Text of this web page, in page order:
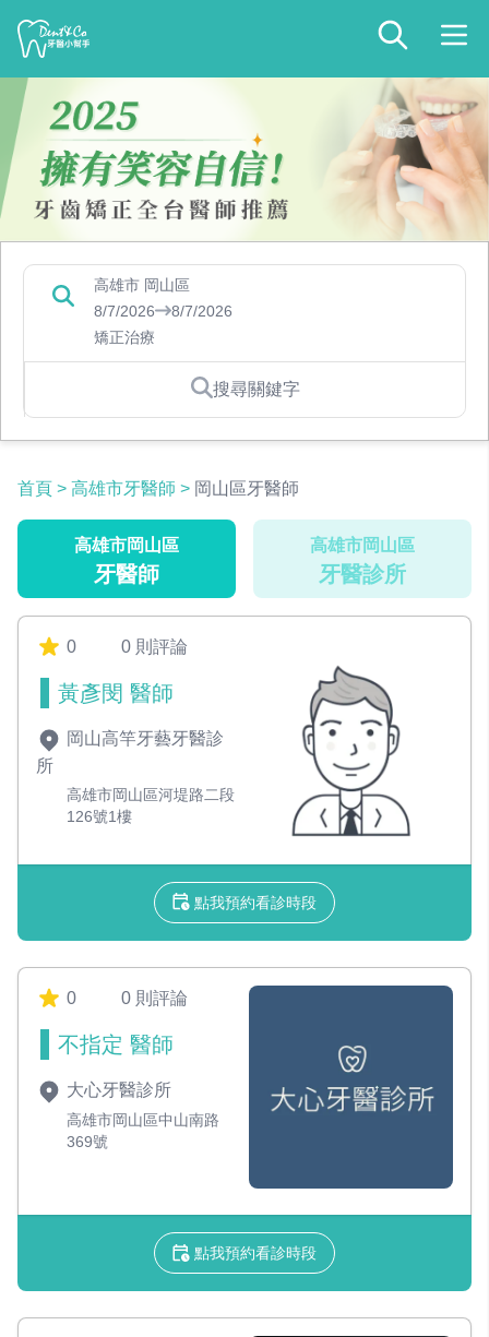
高雄市 岡山區
8/7/2026
8/7/2026
矯正治療
搜尋關鍵字
首頁 > 高雄市牙醫師 > 岡山區牙醫師
高雄市岡山區
牙醫師
高雄市岡山區
牙醫診所
0 0 則評論
黃彥閔 醫師
岡山高竿牙藝牙醫診
所
高雄市岡山區河堤路二段
126號1樓
點我預約看診時段
0 0 則評論
不指定 醫師
大心牙醫診所
高雄市岡山區中山南路
369號
點我預約看診時段